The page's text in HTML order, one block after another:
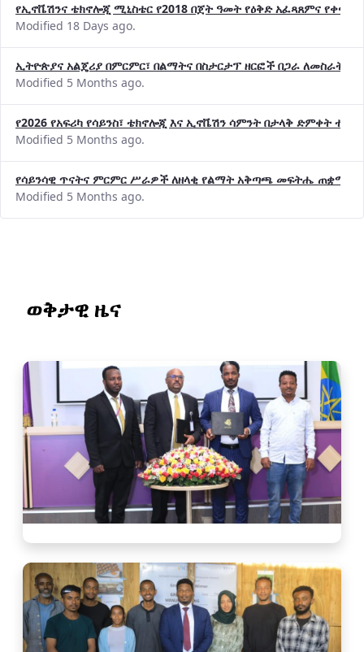
የኢኖቬሽንና ቴክኖሎጂ ሚኒስቴር የ2018 በጀት ዓመት የዕቅድ አፈጻጸምና
Modified 18 Days ago.
ኢትዮጵያና አልጄሪያ በምርምር፣ በልማትና በስታርታፕ ዘርፎች በጋራ ለመስራት
Modified 5 Months ago.
የ2026 የአፍሪካ የሳይንስ፣ ቴክኖሎጂ እና ኢኖቬሽን ሳምንት በታላቅ ድምቀት
Modified 5 Months ago.
የሳይንሳዊ ጥናትና ምርምር ሥራዎች ለዘላቂ የልማት አቅጣጫ መፍትሔ ጠቋሚ
Modified 5 Months ago.
ወቅታዊ ዜና